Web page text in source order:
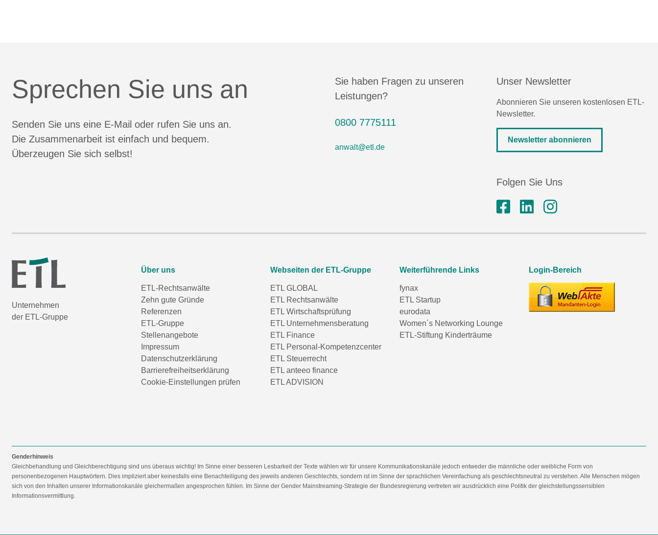
Sprechen Sie uns an
Senden Sie uns eine E-Mail oder rufen Sie uns an.
Die Zusammenarbeit ist einfach und bequem.
Überzeugen Sie sich selbst!
Sie haben Fragen zu unseren
Leistungen?
0800 7775111
anwalt@etl.de
Unser Newsletter
Abonnieren Sie unseren kostenlosen ETL-
Newsletter.
Newsletter abonnieren
Folgen Sie Uns
Unternehmen
der ETL-Gruppe
Über uns
ETL-Rechtsanwälte
Zehn gute Gründe
Referenzen
ETL-Gruppe
Stellenangebote
Impressum
Datenschutzerklärung
Barrierefreiheitserklärung
Cookie-Einstellungen prüfen
Webseiten der ETL-Gruppe
ETL GLOBAL
ETL Rechtsanwälte
ETL Wirtschaftsprüfung
ETL Unternehmensberatung
ETL Finance
ETL Personal-Kompetenzcenter
ETL Steuerrecht
ETL anteeo finance
ETL ADVISION
Weiterführende Links
fynax
ETL Startup
eurodata
Women´s Networking Lounge
ETL-Stiftung Kinderträume
Login-Bereich
Genderhinweis
Gleichbehandlung und Gleichberechtigung sind uns überaus wichtig! Im Sinne einer besseren Lesbarkeit der Texte wählen wir für unsere Kommunikationskanäle jedoch entweder die männliche oder weibliche Form von
personenbezogenen Hauptwörtern. Dies impliziert aber keinesfalls eine Benachteiligung des jeweils anderen Geschlechts, sondern ist im Sinne der sprachlichen Vereinfachung als geschlechtsneutral zu verstehen. Alle Menschen mögen
sich von den Inhalten unserer Informationskanäle gleichermaßen angesprochen fühlen. Im Sinne der Gender Mainstreaming-Strategie der Bundesregierung vertreten wir ausdrücklich eine Politik der gleichstellungssensiblen
Informationsvermittlung.